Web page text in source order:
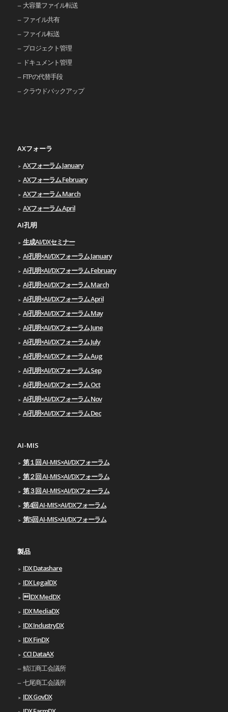
大容量ファイル転送
ファイル共有
ファイル転送
プロジェクト管理
ドキュメント管理
FTPの代替手段
クラウドバックアップ
AXフォーラ
AXフォーラム January
AXフォーラム February
AXフォーラム March
AXフォーラム April
AI孔明
生成AI/DXセミナー
AI孔明×AI/DXフォーラム January
AI孔明×AI/DXフォーラム February
AI孔明×AI/DXフォーラム March
AI孔明×AI/DXフォーラム April
AI孔明×AI/DXフォーラム May
AI孔明×AI/DXフォーラム June
AI孔明×AI/DXフォーラム July
AI孔明×AI/DXフォーラム Aug
AI孔明×AI/DXフォーラム Sep
AI孔明×AI/DXフォーラム Oct
AI孔明×AI/DXフォーラム Nov
AI孔明×AI/DXフォーラム Dec
AI-MIS
第１回 AI-MIS×AI/DXフォーラム
第２回 AI-MIS×AI/DXフォーラム
第３回 AI-MIS×AI/DXフォーラム
第4回 AI-MIS×AI/DXフォーラム
第5回 AI-MIS×AI/DXフォーラム
製品
IDX Datashare
IDX LegalDX
IDX MedDX
IDX MediaDX
IDX IndustryDX
IDX FinDX
CCI DataAX
鯖江商工会議所
七尾商工会議所
IDX GovDX